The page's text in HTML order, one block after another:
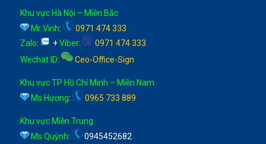
Khu vực Hà Nội – Miền Bắc
Mr Vinh:
0971 474 333
Zalo: +Viber:
0971 474 333
Wechat ID: Ceo-Office-Sign
Khu vực TP Hồ Chí Minh – Miền Nam
Ms Hương: 0965 733 889
Khu vực Miền Trung
Ms Quỳnh: 0945452682